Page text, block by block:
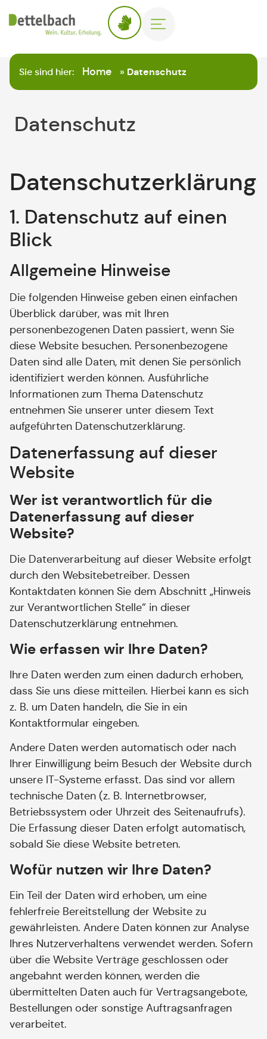
Sie sind hier: Home » Datenschutz
Datenschutz
Datenschutz­erklärung
1. Datenschutz auf einen
Blick
Allgemeine Hinweise
Die folgenden Hinweise geben einen einfachen
Überblick darüber, was mit Ihren
personenbezogenen Daten passiert, wenn Sie
diese Website besuchen. Personenbezogene
Daten sind alle Daten, mit denen Sie persönlich
identifiziert werden können. Ausführliche
Informationen zum Thema Datenschutz
entnehmen Sie unserer unter diesem Text
aufgeführten Datenschutzerklärung.
Datenerfassung auf dieser
Website
Wer ist verantwortlich für die
Datenerfassung auf dieser
Website?
Die Datenverarbeitung auf dieser Website erfolgt
durch den Websitebetreiber. Dessen
Kontaktdaten können Sie dem Abschnitt „Hinweis
zur Verantwortlichen Stelle“ in dieser
Datenschutzerklärung entnehmen.
Wie erfassen wir Ihre Daten?
Ihre Daten werden zum einen dadurch erhoben,
dass Sie uns diese mitteilen. Hierbei kann es sich
z. B. um Daten handeln, die Sie in ein
Kontaktformular eingeben.
Andere Daten werden automatisch oder nach
Ihrer Einwilligung beim Besuch der Website durch
unsere IT-Systeme erfasst. Das sind vor allem
technische Daten (z. B. Internetbrowser,
Betriebssystem oder Uhrzeit des Seitenaufrufs).
Die Erfassung dieser Daten erfolgt automatisch,
sobald Sie diese Website betreten.
Wofür nutzen wir Ihre Daten?
Ein Teil der Daten wird erhoben, um eine
fehlerfreie Bereitstellung der Website zu
gewährleisten. Andere Daten können zur Analyse
Ihres Nutzerverhaltens verwendet werden. Sofern
über die Website Verträge geschlossen oder
angebahnt werden können, werden die
übermittelten Daten auch für Vertragsangebote,
Bestellungen oder sonstige Auftragsanfragen
verarbeitet.